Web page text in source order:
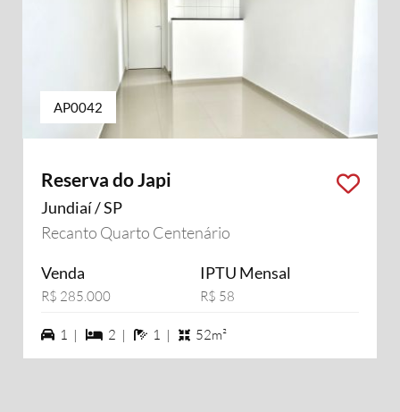
AP0042
Reserva do Japi
Jundiaí / SP
Recanto Quarto Centenário
Venda
R$ 285.000
IPTU Mensal
R$ 58
1 vagas na garagem
1 | 2 dormiórios
2 | 1 banheiros
1 | 52m²